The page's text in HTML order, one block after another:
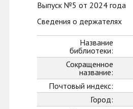
Выпуск №5 от 2024 года
Сведения о держателях
Название
библиотеки:
Сокращенное
название:
Почтовый индекс:
Город: